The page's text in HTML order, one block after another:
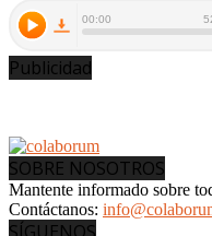
Publicidad
SOBRE NOSOTROS
Mantente informado sobre
Contáctanos: